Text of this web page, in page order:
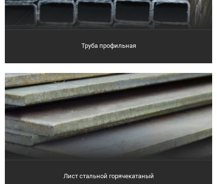
Труба профильная
Лист стальной горячекатаный